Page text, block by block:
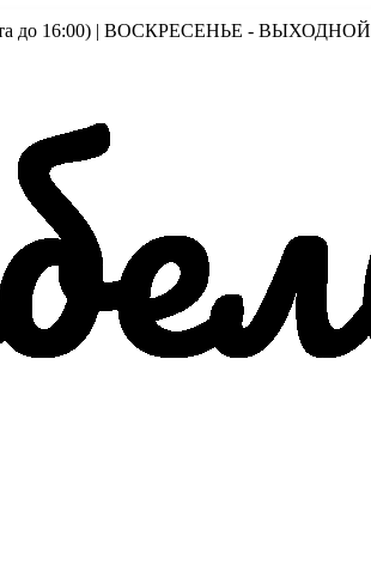
до 16:00) | ВОСКРЕСЕНЬЕ - ВЫХОДНОЙ